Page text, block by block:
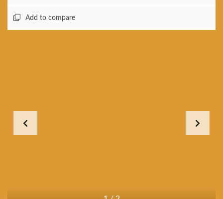
Add to compare